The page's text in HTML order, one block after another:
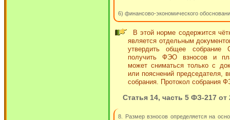
6) финансово-экономического
В этой норме содержится
является отдельным
утвердить общее
получить ФЭО взносов и
может сниматься только с
или пояснений председателя,
собрания. Протокол собрания
Статья 14, часть 5 ФЗ-217 от
8. Размер взносов определяется на